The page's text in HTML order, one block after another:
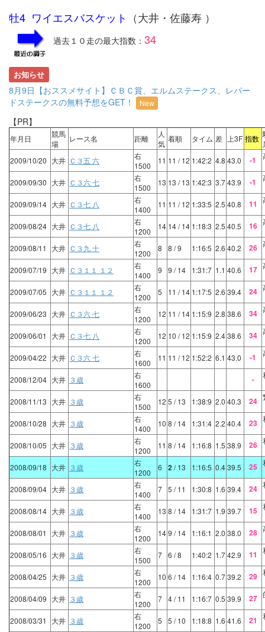
牡4 ワイエスバスケット （大井・佐藤寿 ）
過去１０走の最大指数： 34
お知らせ
8月9日【おススメサイト】ＣＢＣ賞、エルムステークス、レパー
ドステークスの無料予想をGET！
New
【PR】
年月日
競馬
場
レース名 距離
人
気
着順 タイム 差 上3F 指数
2009/10/20 大井 Ｃ３五 六
右
1500
11 11 / 12 1:42:2 4.8 43.0 -1
2009/09/30 大井 Ｃ３六 七
右
1500
13 13 / 13 1:42:3 3.743.9 -1
2009/09/14 大井 Ｃ３七 八
右
1400
11 11 / 12 1:33:5 2.5 40.8 11
2009/08/24 大井 Ｃ３七 八
右
1200
14 14/ 14 1:18:3 2.5 40.5 16
2009/08/11
大井 Ｃ３九 十
右
1200
8 8 / 9 1:16:5 2.6 40.2 26
2009/07/19 大井 Ｃ３１１ １２
右
1400
9 9 / 14 1:31:7 1.1 40.6 17
2009/07/05 大井 Ｃ３１１ １２
右
1200
5 11 / 14 1:17:5 2.6 39.4 24
2009/06/23 大井 Ｃ３六 七
右
1200
12 11 / 14 1:15:9 2.8 38.6 34
2009/06/01
大井 Ｃ３七 八
右
1200
12 10 / 12 1:15:9 2.438.6 34
2009/04/22 大井 Ｃ３六 七
右
1600
11 11 / 12 1:52:2 6.1 43.0 -1
2008/12/04 大井 ３歳
右
1600
-
2008/11/13 大井 ３歳
右
1500
12 5 / 13 1:38:9 2.0 40.3 24
2008/10/28 大井 ３歳
右
1400
10 8 / 14 1:31:4 2.2 40.4 23
2008/10/05 大井 ３歳
右
1200
11 8 / 14 1:16:8 1.5 38.9 26
2008/09/18 大井 ３歳
右
1200
6 2/ 13 1:16:5 0.439.5 25
2008/09/04 大井 ３歳
右
1400
7 5 / 11 1:30:8 1.6 39.4 24
2008/08/14 大井 ３歳
右
1400
13 8 / 14 1:31:7 1.9 39.7 15
2008/08/01
大井 ３歳
右
1200
149 / 14 1:16:1 2.0 38.0 28
2008/05/16 大井 ３歳
右
1500
7 6 / 8 1:40:2 1.742.9 11
2008/04/25 大井 ３歳
右
1200
10 6 / 14 1:16:4 0.739.2 29
2008/04/09 大井 ３歳
右
1200
7 4/ 11 1:16:7 0.5 39.9 27
2008/03/31
大井 ３歳
右
1200
5 5 / 10 1:18:8 1.6 41.6 21